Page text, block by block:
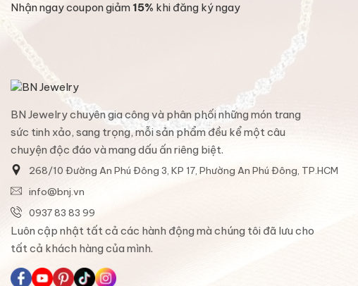
Nhận ngay coupon giảm15% khi đăng ký ngay
BN Jewelry chuyên gia công và phân phối những món trang
sức tinh xảo, sang trọng, mỗi sản phẩm đều kể một câu
chuyện độc đáo và mang dấu ấn riêng biệt.
268/10 Đường An Phú Đông 3, KP 17, Phường An Phú Đông, TP.HCM
info@bnj.vn
0937 83 83 99
Luôn cập nhật tất cả các hành động mà chúng tôi đã lưu cho
tất cả khách hàng của mình.